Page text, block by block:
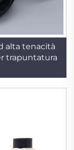
alta tenacità
trapuntatura